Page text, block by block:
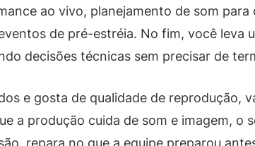
ao vivo, planejamento de som
de pré-estréia. No fim, você leva
decisões técnicas sem precisar de
e gosta de qualidade de reprodução,
a produção cuida de som e imagem, o
repara no que a equipe preparou